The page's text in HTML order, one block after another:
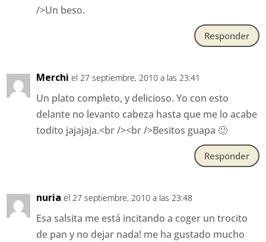
/>Un beso.
Responder
Merchi el 27 septiembre, 2010 a las 23:41
Un plato completo, y delicioso. Yo con esto
delante no levanto cabeza hasta que me lo acabe
todito jajajaja.<br /><br />Besitos guapa 🙂
Responder
nuria el 27 septiembre, 2010 a las 23:48
Esa salsita me está incitando a coger un trocito
de pan y no dejar nada! me ha gustado mucho